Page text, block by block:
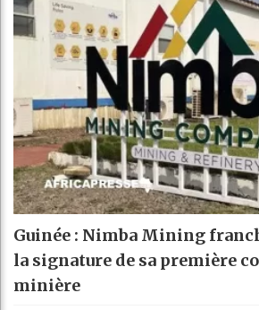
Guinée : Nimba Mining
la signature de sa première
minière